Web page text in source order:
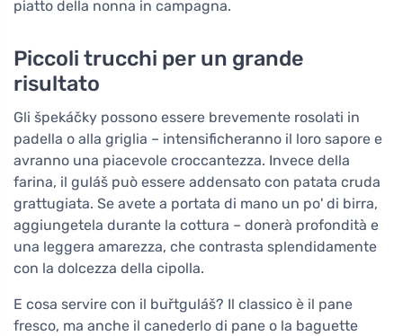
piatto della nonna in campagna.
Piccoli trucchi per un grande
risultato
Gli špekáčky possono essere brevemente rosolati in
padella o alla griglia – intensificheranno il loro sapore e
avranno una piacevole croccantezza. Invece della
farina, il guláš può essere addensato con patata cruda
grattugiata. Se avete a portata di mano un po' di birra,
aggiungetela durante la cottura – donerà profondità e
una leggera amarezza, che contrasta splendidamente
con la dolcezza della cipolla.
E cosa servire con il buřtguláš? Il classico è il pane
fresco, ma anche il canederlo di pane o la baguette